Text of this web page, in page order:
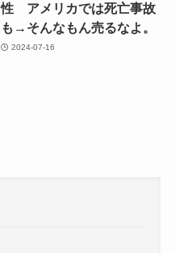
性 アメリカでは死亡事故
も→そんなもん売るなよ。
2024-07-16